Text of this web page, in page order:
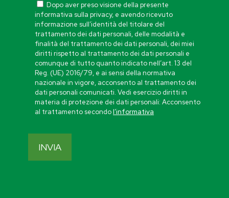
Dopo aver preso visione della presente
informativa sulla privacy, e avendo ricevuto
informazione sull’identità del titolare del
trattamento dei dati personali, delle modalità e
finalità del trattamento dei dati personali, dei miei
diritti rispetto al trattamento dei dati personali e
comunque di tutto quanto indicato nell’art. 13 del
Reg. (UE) 2016/79, e ai sensi della normativa
nazionale in vigore, acconsento al trattamento dei
dati personali comunicati. Vedi esercizio diritti in
materia di protezione dei dati personali: Acconsento
al trattamento secondol’informativa